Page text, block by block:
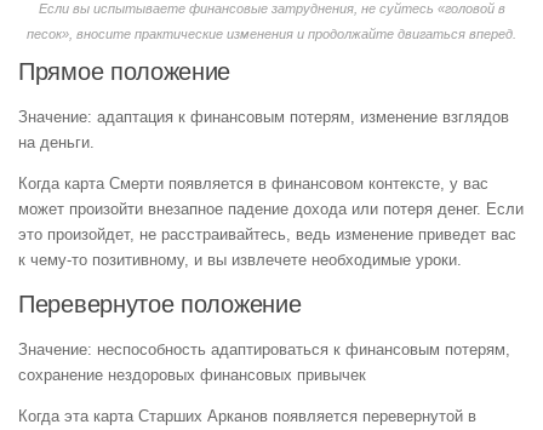
Если вы испытываете финансовые затруднения, не суйтесь «головой в
песок», вносите практические изменения и продолжайте двигаться вперед.
Прямое положение
Значение: адаптация к финансовым потерям, изменение взглядов
на деньги.
Когда карта Смерти появляется в финансовом контексте, у вас
может произойти внезапное падение дохода или потеря денег. Если
это произойдет, не расстраивайтесь, ведь изменение приведет вас
к чему-то позитивному, и вы извлечете необходимые уроки.
Перевернутое положение
Значение: неспособность адаптироваться к финансовым потерям,
сохранение нездоровых финансовых привычек
Когда эта карта Старших Арканов появляется перевернутой в